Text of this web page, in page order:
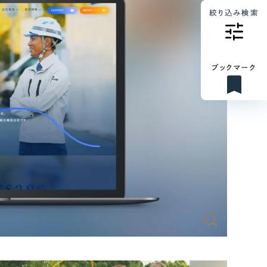
絞り込み検索
ブックマーク